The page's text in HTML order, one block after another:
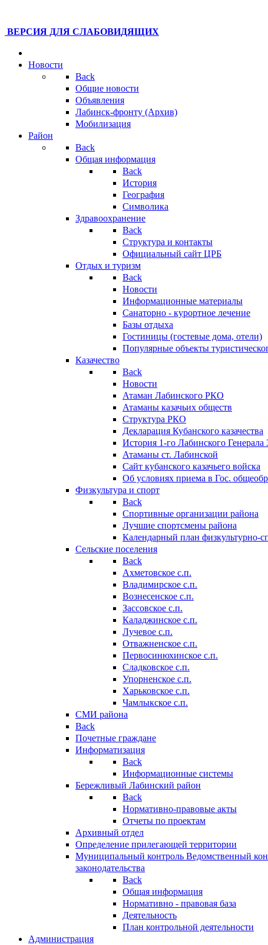
ВЕРСИЯ ДЛЯ СЛАБОВИДЯЩИХ
Новости
Back
Общие новости
Объявления
Лабинск-фронту (Архив)
Мобилизация
Район
Back
Общая информация
Back
История
География
Символика
Здравоохранение
Back
Структура и контакты
Официальный сайт ЦРБ
Отдых и туризм
Back
Новости
Информационные материалы
Санаторно - курортное лечение
Базы отдыха
Гостиницы (гостевые дома, отели)
Популярные объекты
Казачество
Back
Новости
Атаман Лабинского РКО
Атаманы казачьих обществ
Структура РКО
Декларация Кубанского казачества
История 1-го Лабинского Генерала
Атаманы ст. Лабинской
Cайт кубанского казачьего войска
Об условиях приема в Гос.
Физкультура и спорт
Back
Спортивные организации района
Лучшие спортсмены района
Календарный план физкультурно-
Сельские поселения
Back
Ахметовское с.п.
Владимирское с.п.
Вознесенское с.п.
Зассовское с.п.
Каладжинское с.п.
Лучевое с.п.
Отважненское с.п.
Первосинюхинское с.п.
Сладковское с.п.
Упорненское с.п.
Харьковское с.п.
Чамлыкское с.п.
СМИ района
Back
Почетные граждане
Информатизация
Back
Информационные системы
Бережливый Лабинский район
Back
Нормативно-правовые акты
Отчеты по проектам
Архивный отдел
Определение прилегающей территории
Муниципальный контроль Ведомственный
законодательства
Back
Общая информация
Нормативно - правовая база
Деятельность
План контрольной деятельности
Администрация